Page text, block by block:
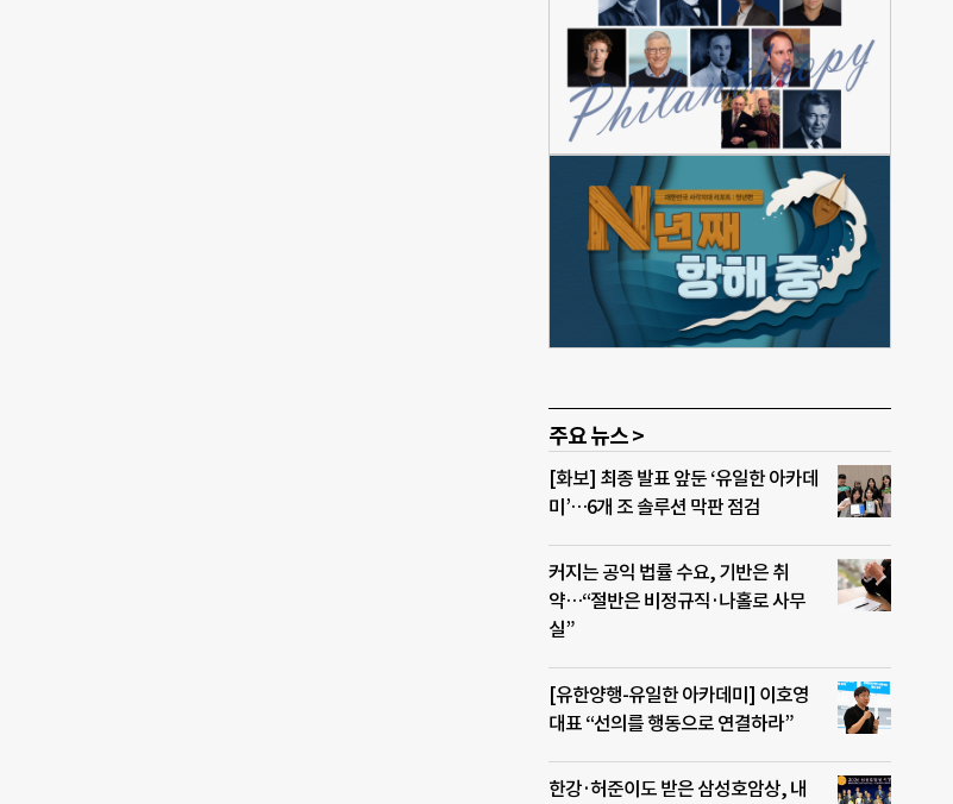
주요 뉴스 >
[화보] 최종 발표 앞둔 ‘유일한 아카데
미’…6개 조 솔루션 막판 점검
커지는 공익 법률 수요, 기반은 취
약…“절반은 비정규직·나홀로 사무
실”
[유한양행-유일한 아카데미] 이호영
대표 “선의를 행동으로 연결하라”
한강·허준이도 받은 삼성호암상, 내